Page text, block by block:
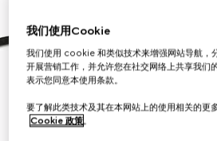
我们使用Cookie
我们使用 cookie 和类似技术来增强网站导航，
开展营销工作，并允许您在社交网络上共享我们
表示您同意本使用条款。
要了解此类技术及其在本网站上的使用相关的更
Cookie 政策。